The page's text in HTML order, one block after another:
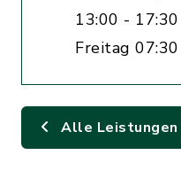
13:00 - 17:30
Freitag
Alle Leistungen